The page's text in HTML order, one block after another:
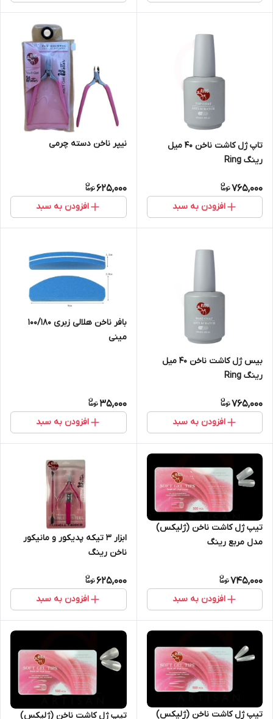
تاپ ژل کاشت ناخن 40 میل
رینگ Ring
765,000
افزودن به سبد
نیپر ناخن دسته چرمی
625,000
افزودن به سبد
بیس ژل کاشت ناخن 40 میل
رینگ Ring
765,000
افزودن به سبد
بافر ناخن هلالی زبری 100/180
مینی
35,000
افزودن به سبد
تیپ ژل کاشت ناخن (ژلیکس)
مدل مربع رینگ
745,000
افزودن به سبد
ابزار 3 تیکه پدیکور و مانیکور
ناخن رینگ
625,000
افزودن به سبد
تیپ ژل کاشت ناخن (ژلیکس) تیپ ژل کاشت ناخن (ژلیکس)